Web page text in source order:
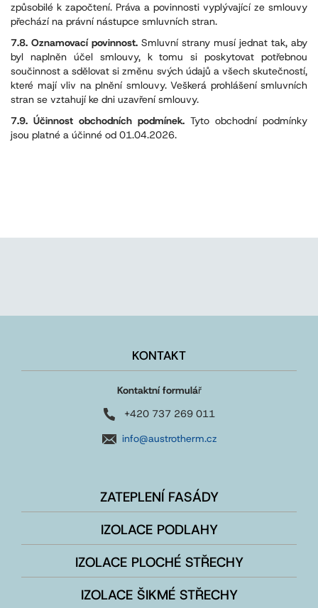
způsobilé k započtení. Práva a povinnosti vyplývající ze smlouvy
přechází na právní nástupce smluvních stran.
7.8. Oznamovací povinnost. Smluvní strany musí jednat tak, aby
byl naplněn účel smlouvy, k tomu si poskytovat potřebnou
součinnost a sdělovat si změnu svých údajů a všech skutečností,
které mají vliv na plnění smlouvy. Veškerá prohlášení smluvních
stran se vztahují ke dni uzavření smlouvy.
7.9. Účinnost obchodních podmínek. Tyto obchodní podmínky
jsou platné a účinné od 01.04.2026.
KONTAKT
Kontaktní formulář
+420 737 269 011
info@austrotherm.cz
ZATEPLENÍ FASÁDY
IZOLACE PODLAHY
IZOLACE PLOCHÉ STŘECHY
IZOLACE ŠIKMÉ STŘECHY